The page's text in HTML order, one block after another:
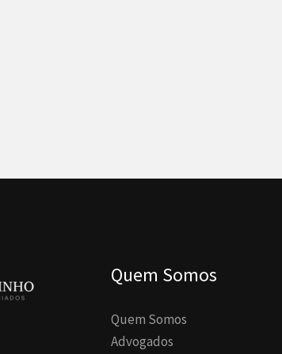
Quem Somos
Quem Somos
Advogados